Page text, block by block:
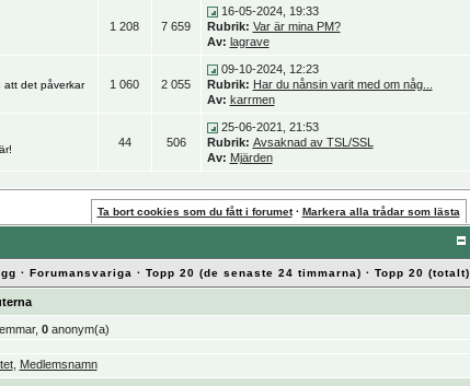
1 208 7 659
16-05-2024, 19:33
Rubrik: Var är mina PM?
Av: lagrave
att det påverkar
1 060 2 055
09-10-2024, 12:23
Rubrik: Har du nånsin varit med om någ...
Av: karrmen
44 506
25-06-2021, 21:53
Rubrik: Avsaknad av TSL/SSL
Av: Mjärden
Ta bort cookies som du fått i forumet· Markera alla trådar som lästa
· Forumansvariga · Topp 20 (de senaste 24 timmarna) · Topp 20 (totalt)
0anonym(a)
, Medlemsnamn